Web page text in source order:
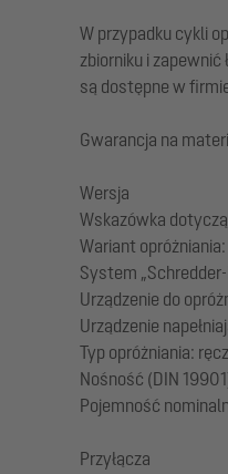
W przypadku cykli
zbiorniku i
są dostępne w
Gwarancja na
Wersja
Wskazówka
Wariant
System „Schredder-
Urządzenie do
Urządzenie
Typ opróżniania:
Nośność (DIN
Pojemność
Przyłącza